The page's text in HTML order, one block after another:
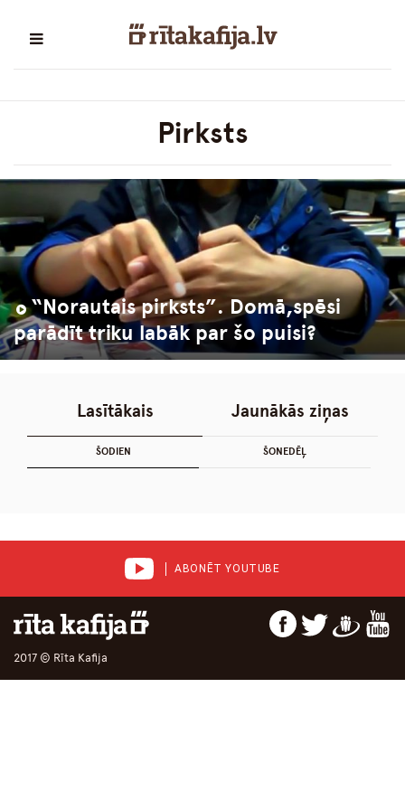
Pirksts
“Norautais pirksts”. Domā,spēsi
parādīt triku labāk par šo puisi?
Lasītākais
ŠODIEN ŠONEDĒĻ
Jaunākās ziņas
ABONĒT YOUTUBE
2017 © Rīta Kafija